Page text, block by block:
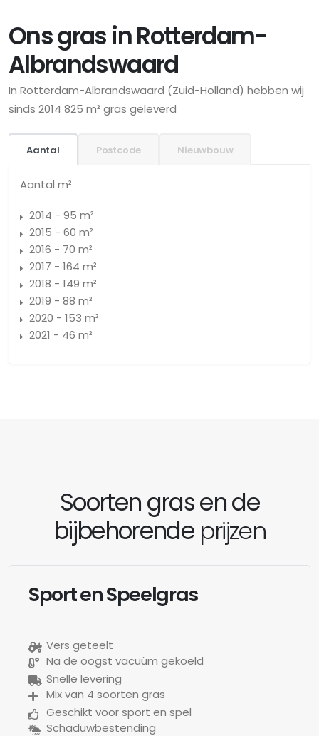
Ons gras in Rotterdam-
Albrandswaard
In Rotterdam-Albrandswaard (Zuid-Holland) hebben wij
sinds 2014 825 m² gras geleverd
Aantal Postcode Nieuwbouw
Aantal m²
2014 - 95 m²
2015 - 60 m²
2016 - 70 m²
2017 - 164 m²
2018 - 149 m²
2019 - 88 m²
2020 - 153 m²
2021 - 46 m²
Soorten gras en de
bijbehorendeprijzen
Sport en Speelgras
Vers geteelt
Na de oogst vacuüm gekoeld
Snelle levering
Mix van 4 soorten gras
Geschikt voor sport en spel
Schaduwbestending